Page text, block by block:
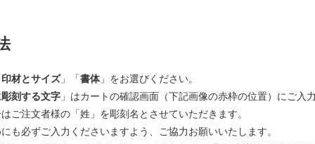
印材とサイズ」「書体」をお選びください。
刻する文字 」はカートの確認画面（下記画像の赤枠の位置）にご入
ご注文者様の「姓」を彫刻名とさせていただきます。
も必ずご入力くださいますよう、ご協力お願いいたします。